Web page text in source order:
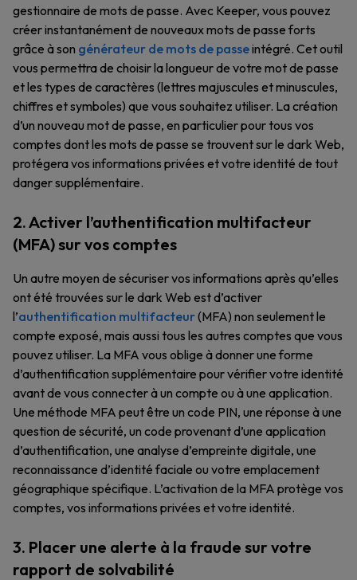
gestionnaire de mots de passe. Avec Keeper, vous pouvez
créer instantanément de nouveaux mots de passe forts
grâce à son générateur de mots de passeintégré. Cet outil
vous permettra de choisir la longueur de votre mot de passe
et les types de caractères (lettres majuscules et minuscules,
chiffres et symboles) que vous souhaitez utiliser. La création
d’un nouveau mot de passe, en particulier pour tous vos
comptes dont les mots de passe se trouvent sur le dark Web,
protégera vos informations privées et votre identité de tout
danger supplémentaire.
2. Activer l’authentification multifacteur
(MFA) sur vos comptes
Un autre moyen de sécuriser vos informations après qu’elles
ont été trouvées sur le dark Web est d’activer
l’authentification multifacteur(MFA) non seulement le
compte exposé, mais aussi tous les autres comptes que vous
pouvez utiliser. La MFA vous oblige à donner une forme
d’authentification supplémentaire pour vérifier votre identité
avant de vous connecter à un compte ou à une application.
Une méthode MFA peut être un code PIN, une réponse à une
question de sécurité, un code provenant d’une application
d’authentification, une analyse d’empreinte digitale, une
reconnaissance d’identité faciale ou votre emplacement
géographique spécifique. L’activation de la MFA protège vos
comptes, vos informations privées et votre identité.
3. Placer une alerte à la fraude sur votre
rapport de solvabilité